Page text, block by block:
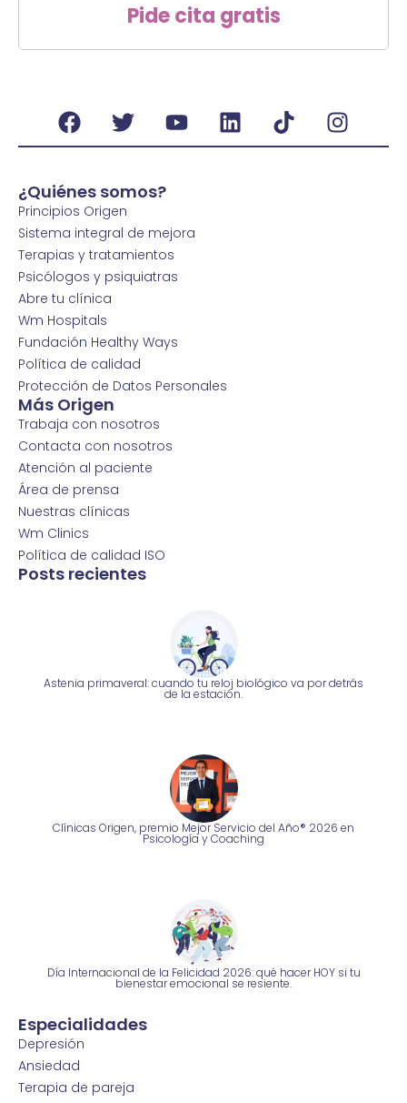
Pide cita gratis
¿Quiénes somos?
Principios Origen
Sistema integral de mejora
Terapias y tratamientos
Psicólogos y psiquiatras
Abre tu clínica
Wm Hospitals
Fundación Healthy Ways
Política de calidad
Protección de Datos Personales
Más Origen
Trabaja con nosotros
Contacta con nosotros
Atención al paciente
Área de prensa
Nuestras clínicas
Wm Clinics
Política de calidad ISO
Posts recientes
Astenia primaveral: cuando tu reloj biológico va por detrás
de la estación.
Clínicas Origen, premio Mejor Servicio del Año® 2026 en
Psicología y Coaching
Día Internacional de la Felicidad 2026: qué hacer HOY si tu
bienestar emocional se resiente.
Especialidades
Depresión
Ansiedad
Terapia de pareja